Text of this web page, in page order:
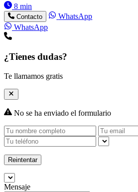
8 min
Contacto
WhatsApp
WhatsApp
¿Tienes dudas?
Te llamamos gratis
No se ha enviado el formulario
Reintentar
Mensaje